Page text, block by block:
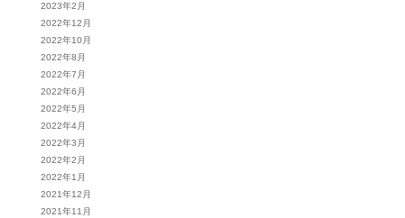
2023年2月
2022年12月
2022年10月
2022年8月
2022年7月
2022年6月
2022年5月
2022年4月
2022年3月
2022年2月
2022年1月
2021年12月
2021年11月